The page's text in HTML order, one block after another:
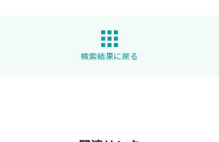
検索結果に戻る